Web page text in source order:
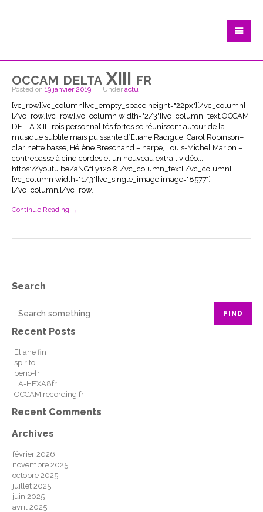
occam delta XIII fr
Posted on 19 janvier 2019 Under actu
[vc_row][vc_column][vc_empty_space height="22px"][/vc_column]
[/vc_row][vc_row][vc_column width="2/3"][vc_column_text]OCCAM
DELTA XIII Trois personnalités fortes se réunissent autour de la
musique subtile mais puissante d’Éliane Radigue. Carol Robinson–
clarinette basse, Hélène Breschand – harpe, Louis-Michel Marion –
contrebasse à cinq cordes et un nouveau extrait vidéo...
https://youtu.be/aNGfLy12oi8[/vc_column_text][/vc_column]
[vc_column width="1/3"][vc_single_image image="8577"]
[/vc_column][/vc_row]
Continue Reading →
Search
FIND
Recent Posts
Eliane fin
spirito
berio-fr
LA-HEXA8fr
OCCAM recording fr
Recent Comments
Archives
février 2026
novembre 2025
octobre 2025
juillet 2025
juin 2025
avril 2025